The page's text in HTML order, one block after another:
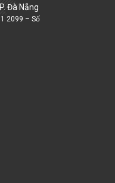
Đà Nẵng
2099 – Số